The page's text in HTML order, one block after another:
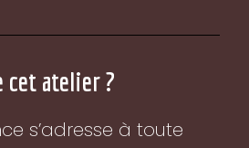
cet atelier ?
s’adresse à toute